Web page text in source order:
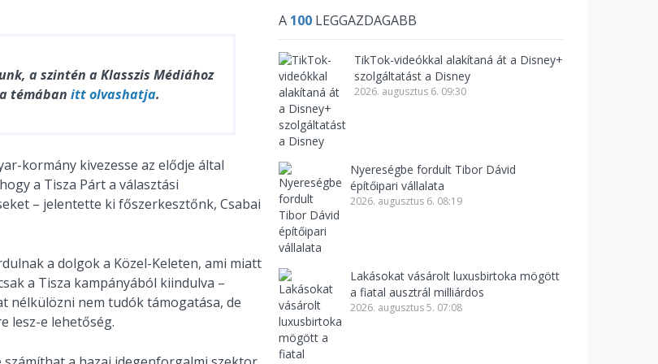
a szintén a Klasszis Médiához
témában itt olvashatja.
kormány kivezesse az elődje által
a Tisza Párt a választási
– jelentette ki főszerkesztőnk, Csabai
a dolgok a Közel-Keleten, ami miatt
a Tisza kampányából kiindulva –
nélkülözni nem tudók támogatása, de
lesz-e lehetőség.
A 100 LEGGAZDAGABB
TikTok-videókkal alakítaná át a Disney+
szolgáltatást a Disney
2026. augusztus 6. 09:30
Nyereségbe fordult Tibor Dávid
építőipari vállalata
2026. augusztus 6. 08:19
Lakásokat vásárolt luxusbirtoka mögött
a fiatal ausztrál milliárdos
2026. augusztus 5. 07:08